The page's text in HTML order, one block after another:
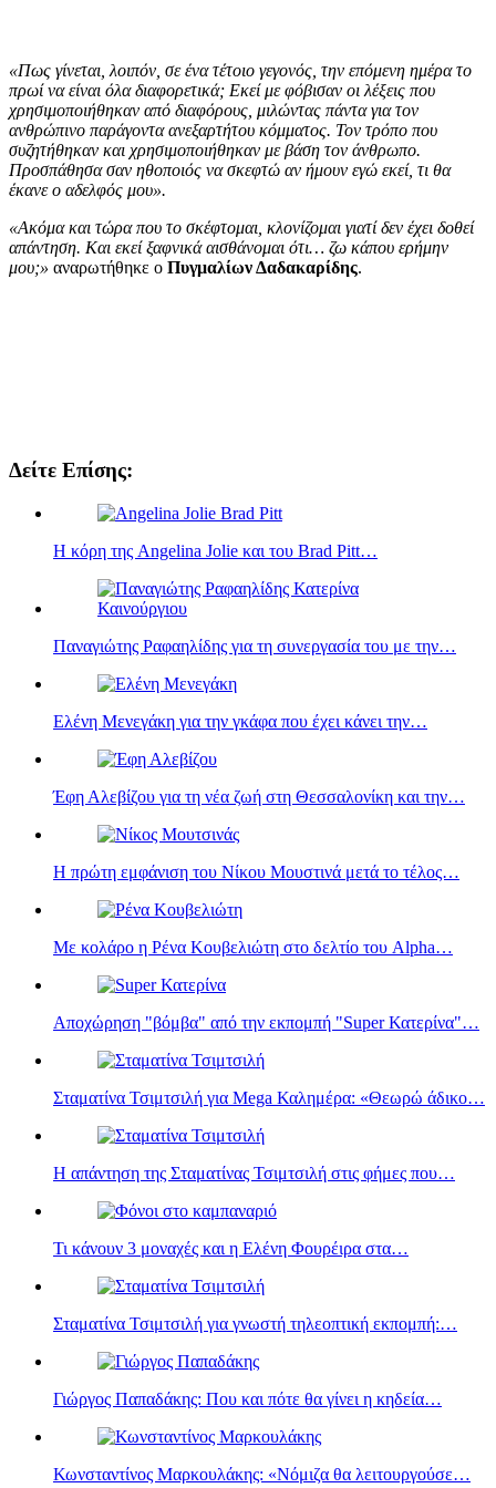
«Πως γίνεται, λοιπόν, σε ένα τέτοιο γεγονός, την επόμενη ημέρα το
πρωί να είναι όλα διαφορετικά; Εκεί με φόβισαν οι λέξεις που
χρησιμοποιήθηκαν από διαφόρους, μιλώντας πάντα για τον
ανθρώπινο παράγοντα ανεξαρτήτου κόμματος. Τον τρόπο που
συζητήθηκαν και χρησιμοποιήθηκαν με βάση τον άνθρωπο.
Προσπάθησα σαν ηθοποιός να σκεφτώ αν ήμουν εγώ εκεί, τι θα
έκανε ο αδελφός μου».
«Ακόμα και τώρα που το σκέφτομαι, κλονίζομαι γιατί δεν έχει δοθεί
απάντηση. Και εκεί ξαφνικά αισθάνομαι ότι… ζω κάπου ερήμην
μου;» αναρωτήθηκε ο Πυγμαλίων Δαδακαρίδης.
Δείτε Επίσης:
Η κόρη της Angelina Jolie και του Brad Pitt…
Παναγιώτης Ραφαηλίδης για τη συνεργασία του με την…
Ελένη Μενεγάκη για την γκάφα που έχει κάνει την…
Έφη Αλεβίζου για τη νέα ζωή στη Θεσσαλονίκη και την…
Η πρώτη εμφάνιση του Νίκου Μουστινά μετά το τέλος…
Με κολάρο η Ρένα Κουβελιώτη στο δελτίο του Alpha…
Αποχώρηση "βόμβα" από την εκπομπή "Super Κατερίνα"…
Σταματίνα Τσιμτσιλή για Mega Καλημέρα: «Θεωρώ άδικο…
Η απάντηση της Σταματίνας Τσιμτσιλή στις φήμες που…
Τι κάνουν 3 μοναχές και η Eλένη Φουρέιρα στα…
Σταματίνα Τσιμτσιλή για γνωστή τηλεοπτική εκπομπή:…
Γιώργος Παπαδάκης: Που και πότε θα γίνει η κηδεία…
Κωνσταντίνος Μαρκουλάκης: «Νόμιζα θα λειτουργούσε…